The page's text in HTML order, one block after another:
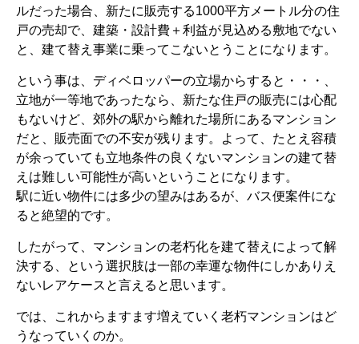
ルだった場合、新たに販売する1000平方メートル分の住
戸の売却で、建築・設計費＋利益が見込める敷地でない
と、建て替え事業に乗ってこないとうことになります。
という事は、ディベロッパーの立場からすると・・・、
立地が一等地であったなら、新たな住戸の販売には心配
もないけど、郊外の駅から離れた場所にあるマンション
だと、販売面での不安が残ります。よって、たとえ容積
が余っていても立地条件の良くないマンションの建て替
えは難しい可能性が高いということになります。
駅に近い物件には多少の望みはあるが、バス便案件にな
ると絶望的です。
したがって、マンションの老朽化を建て替えによって解
決する、という選択肢は一部の幸運な物件にしかありえ
ないレアケースと言えると思います。
では、これからますます増えていく老朽マンションはど
うなっていくのか。